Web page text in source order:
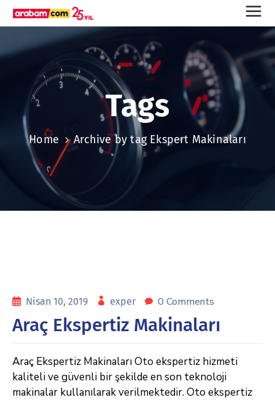
Tags
Home Archive by tag Ekspert Makinaları
Nisan 10, 2019 exper 0 Comments
Araç Ekspertiz Makinaları
Araç Ekspertiz Makinaları Oto ekspertiz hizmeti
kaliteli ve güvenli bir şekilde en son teknoloji
makinalar kullanılarak verilmektedir. Oto ekspertiz